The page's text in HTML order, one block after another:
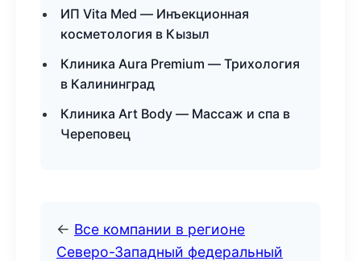
ИП Vita Med — Инъекционная
косметология в Кызыл
Клиника Aura Premium — Трихология
в Калининград
Клиника Art Body — Массаж и спа в
Череповец
← Все компании в регионе
Северо-Западный федеральный